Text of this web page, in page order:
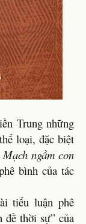
Trung những
loại, đặc biệt
Mạch ngầm con
bình của tác
tiểu luận phê
đề thời sự” của